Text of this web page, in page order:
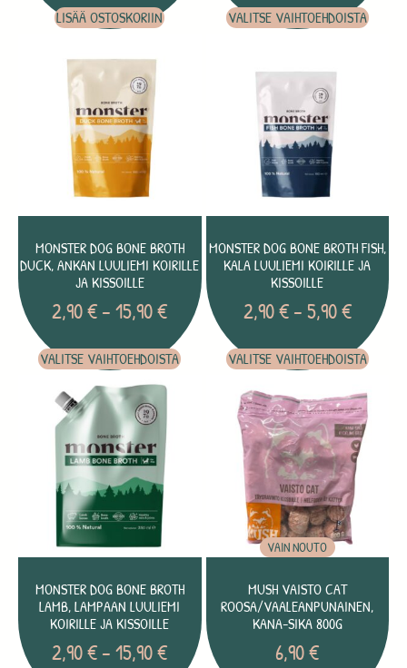
LISÄÄ OSTOSKORIIN VALITSE VAIHTOEHDOISTA
MONSTER DOG BONE BROTH
DUCK, ANKAN LUULIEMI KOIRILLE
JA KISSOILLE
2,90€– 15,90€
VALITSE VAIHTOEHDOISTA
MONSTER DOG BONE BROTH FISH,
KALA LUULIEMI KOIRILLE JA
KISSOILLE
2,90€ –5,90€
VALITSE VAIHTOEHDOISTA
MONSTER DOG BONE BROTH
LAMB, LAMPAAN LUULIEMI
KOIRILLE JA KISSOILLE
2,90€– 15,90€
VAIN NOUTO
MUSH VAISTO CAT
ROOSA/VAALEANPUNAINEN,
KANA-SIKA 800G
6,90€